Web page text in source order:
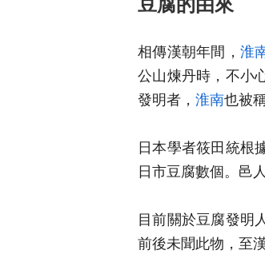
相傳漢朝年間， 淮
公山煉丹時，不小
發明者， 淮南也被
日本學者筱田統根
日市豆腐數個。邑
目前關於豆腐發明
前後未聞此物，至